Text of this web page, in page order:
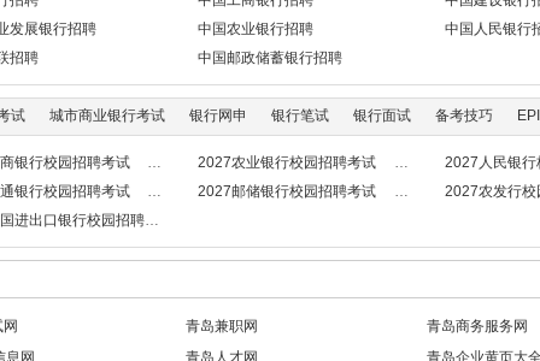
发展银行招聘
中国农业银行招聘
中国人民银行
招聘
中国邮政储蓄银行招聘
试 城市商业银行考试 银行网申 银行笔试 银行面试 备考技巧 EPI
银行校园招聘考试 2027农业银行校园招聘考试
2027人民银行
银行校园招聘考试
2027邮储银行校园招聘考试
2027农发行校
进出口银行校园招聘考试
青岛兼职网
青岛商务服务网
息网
青岛人才网
青岛企业黄页大